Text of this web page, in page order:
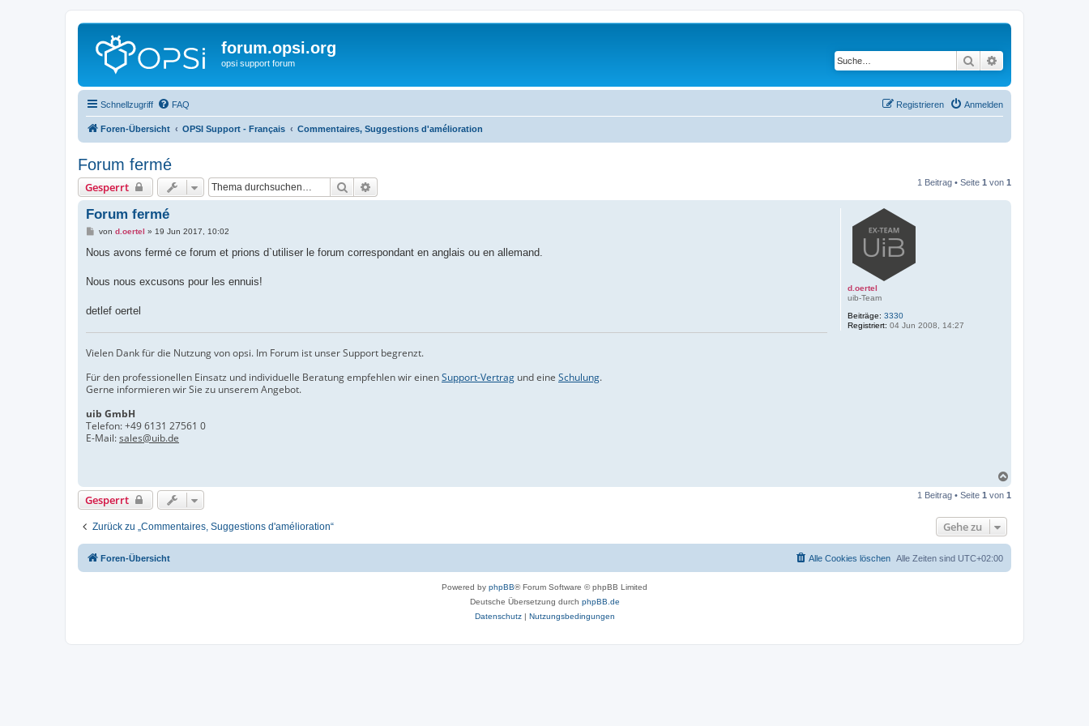
forum.opsi.org
opsi support forum Suche
Schnellzugriff FAQ Anmelden
Registrieren
Foren-Übersicht OPSI Support - Français Commentaires, Suggestions d'amélioration
Forum fermé
Gesperrt Suche 1 Beitrag • Seite 1 von 1
d.oertel
uib-Team
Beiträge: 3330
Registriert: 04 Jun 2008, 14:27
Forum fermé
B
i
a
von d.oertel » 19 Jun 2017, 10:02
Nous avons fermé ce forum et prions d`utiliser le forum correspondant en anglais ou en allemand.
Nous nous excusons pour les ennuis!
detlef oertel
Vielen Dank für die Nutzung von opsi. Im Forum ist unser Support begrenzt.
Für den professionellen Einsatz und individuelle Beratung empfehlen wir einenSupport-Vertrag und eine Schulung.
Gerne informieren wir Sie zu unserem Angebot.
uib GmbH
Telefon:+49 6131 27561 0
E-Mail:sales@uib.de
c
Gesperrt 1 Beitrag • Seite 1 von 1
Zurück zu „Commentaires, Suggestions d'amélioration“ Gehe zu
Foren-Übersicht Alle Zeiten sind UTC+02:00
Alle Cookies löschen
Powered by phpBB® Forum Software © phpBB Limited
Deutsche Übersetzung durch phpBB.de
Datenschutz| Nutzungsbedingungen